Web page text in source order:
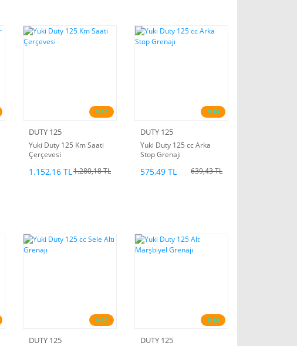
%10
DUTY 125
Yuki Duty 125 Km Saati
Çerçevesi
1.152,16 TL 1.280,18 TL
%10
DUTY 125
Yuki Duty 125 cc Arka
Stop Grenajı
575,49 TL 639,43 TL
%10
DUTY 125
%10
DUTY 125